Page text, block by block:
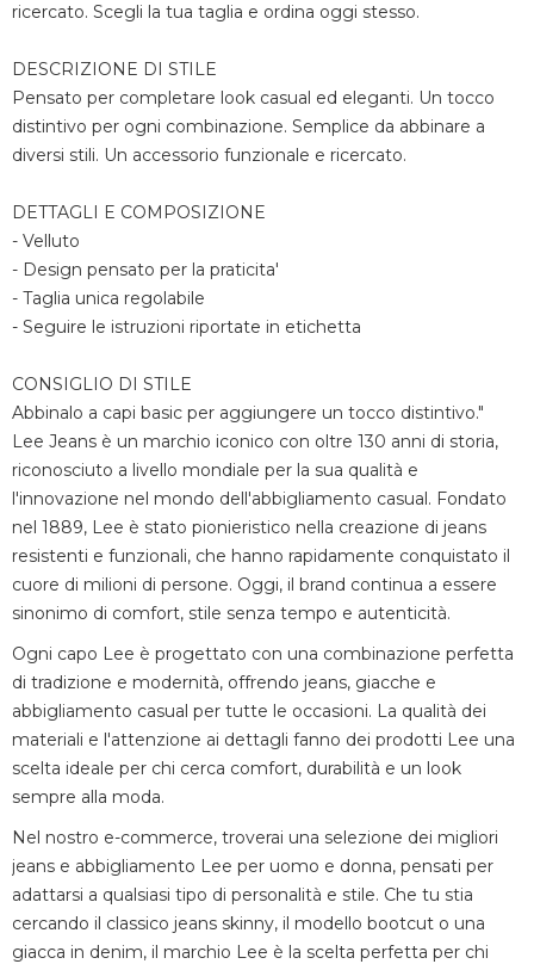
ricercato. Scegli la tua taglia e ordina oggi stesso.
DESCRIZIONE DI STILE
Pensato per completare look casual ed eleganti. Un tocco
distintivo per ogni combinazione. Semplice da abbinare a
diversi stili. Un accessorio funzionale e ricercato.
DETTAGLI E COMPOSIZIONE
- Velluto
- Design pensato per la praticita'
- Taglia unica regolabile
- Seguire le istruzioni riportate in etichetta
CONSIGLIO DI STILE
Abbinalo a capi basic per aggiungere un tocco distintivo."
Lee Jeans è un marchio iconico con oltre 130 anni di storia,
riconosciuto a livello mondiale per la sua qualità e
l'innovazione nel mondo dell'abbigliamento casual. Fondato
nel 1889, Lee è stato pionieristico nella creazione di jeans
resistenti e funzionali, che hanno rapidamente conquistato il
cuore di milioni di persone. Oggi, il brand continua a essere
sinonimo di comfort, stile senza tempo e autenticità.
Ogni capo Lee è progettato con una combinazione perfetta
di tradizione e modernità, offrendo jeans, giacche e
abbigliamento casual per tutte le occasioni. La qualità dei
materiali e l'attenzione ai dettagli fanno dei prodotti Lee una
scelta ideale per chi cerca comfort, durabilità e un look
sempre alla moda.
Nel nostro e-commerce, troverai una selezione dei migliori
jeans e abbigliamento Lee per uomo e donna, pensati per
adattarsi a qualsiasi tipo di personalità e stile. Che tu stia
cercando il classico jeans skinny, il modello bootcut o una
giacca in denim, il marchio Lee è la scelta perfetta per chi